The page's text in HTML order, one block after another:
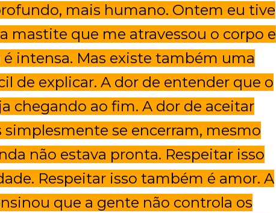
mais humano. Ontem eu tive
mastite que me atravessou o corpo e
é intensa. Mas existe também uma
de explicar. A dor de entender que o
chegando ao fim. A dor de aceitar
simplesmente se encerram, mesmo
não estava pronta. Respeitar isso
Respeitar isso também é amor. A
que a gente não controla os